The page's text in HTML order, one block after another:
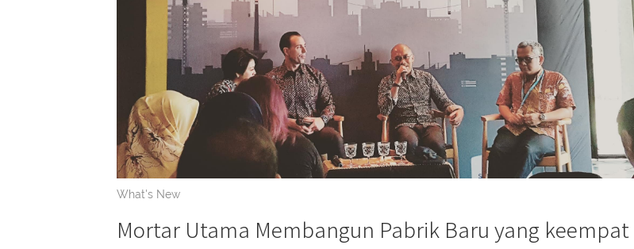
What's New
Mortar Utama Membangun Pabrik Baru yang keempat